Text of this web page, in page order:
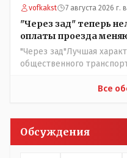
условия газете
не начнет писать "как
Редакторская политика,
ниче не значат.
vofkakst 7 августа 2026 г.
"Через зад" теперь
оплаты проезда
"Через зад"Лучшая
общественного
Все
Обсуждения